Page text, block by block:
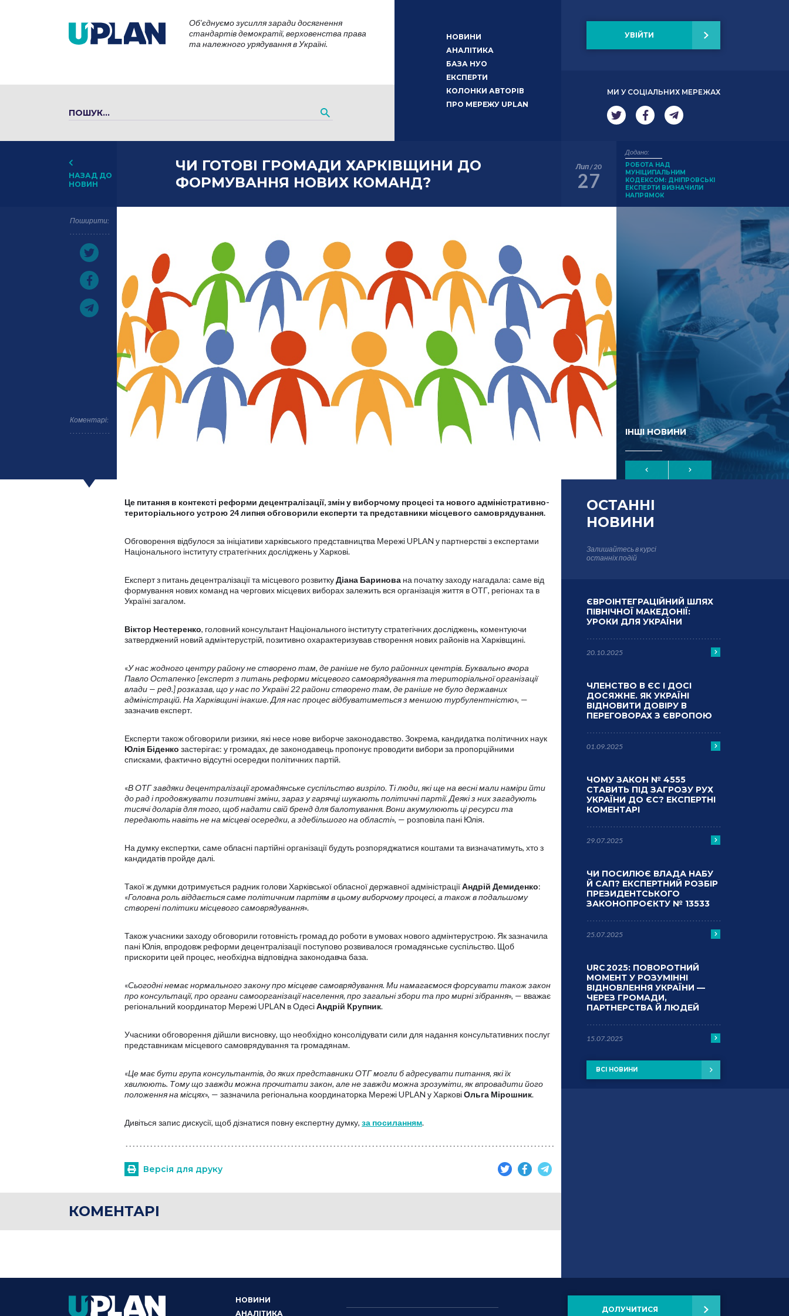
Об’єднуємо зусилля заради досягнення
стандартів демократії, верховенства права
та належного урядування в Україні.
НОВИНИ
АНАЛІТИКА
БАЗА НУО
ЕКСПЕРТИ
КОЛОНКИ АВТОРІВ
ПРО МЕРЕЖУ UPLAN
УВІЙТИ
МИ У СОЦІАЛЬНИХ МЕРЕЖАХ
НАЗАД ДО
НОВИН
Поширити:
Коментарі:
ЧИ ГОТОВІ ГРОМАДИ ХАРКІВЩИНИ ДО
ФОРМУВАННЯ НОВИХ КОМАНД?
Лип / 20
27
Додано:
РОБОТА НАД
МУНІЦИПАЛЬНИМ
КОДЕКСОМ: ДНІПРОВСЬКІ
ЕКСПЕРТИ ВИЗНАЧИЛИ
НАПРЯМОК
ІНШІ НОВИНИ
Це питання в контексті реформи децентралізації, змін у виборчому процесі та нового адміністративно-
територіального устрою 24 липня обговорили експерти та представники місцевого самоврядування.
Обговорення відбулося за ініціативи харківського представництва Мережі UPLAN у партнерстві з експертами
Національного інституту стратегічних досліджень у Харкові.
Експерт з питань децентралізації та місцевого розвиткуДіана Баринова на початку заходу нагадала: саме від
формування нових команд на чергових місцевих виборах залежить вся організація життя в ОТГ, регіонах та в
Україні загалом.
Віктор Нестеренко, головний консультант Національного інституту стратегічних досліджень, коментуючи
затверджений новий адмінтерустрій, позитивно охарактеризував створення нових районів на Харківщині.
«У нас жодного центру району не створено там, де раніше не було районних центрів. Буквально вчора
Павло Остапенко[експерт з питань реформи місцевого самоврядування та територіальної організації
влади — ред.]розказав, що у нас по Україні 22 райони створено там, де раніше не було державних
адміністрацій. На Харківщині інакше. Для нас процес відбуватиметься з меншою турбулентністю», —
зазначив експерт.
Експерти також обговорили ризики, які несе нове виборче законодавство. Зокрема, кандидатка політичних наук
Юлія Біденко застерігає: у громадах, де законодавець пропонує проводити вибори за пропорційними
списками, фактично відсутні осередки політичних партій.
«В ОТГ завдяки децентралізації громадянське суспільство визріло. Ті люди, які ще на весні мали наміри йти
до рад і продовжувати позитивні зміни, зараз у гарячці шукають політичні партії. Деякі з них загадують
тисячі доларів для того, щоб надати свій бренд для балотування. Вони акумулюють ці ресурси та
передають навіть не на місцеві осередки, а здебільшого на області», — розповіла пані Юлія.
На думку експертки, саме обласні партійні організації будуть розпоряджатися коштами та визначатимуть, хто з
кандидатів пройде далі.
Такої ж думки дотримується радник голови Харківської обласної державної адміністраціїАндрій Демиденко:
«Головна роль віддається саме політичним партіям в цьому виборчому процесі, а також в подальшому
створені політики місцевого самоврядування».
Також учасники заходу обговорили готовність громад до роботи в умовах нового адмінтерустрою. Як зазначила
пані Юлія, впродовж реформи децентралізації поступово розвивалося громадянське суспільство. Щоб
прискорити цей процес, необхідна відповідна законодавча база.
«Сьогодні немає нормального закону про місцеве самоврядування. Ми намагаємося форсувати також закон
про консультації, про органи самоорганізації населення, про загальні збори та про мирні зібрання», — вважає
регіональний координатор Мережі UPLAN в ОдесіАндрій Крупник.
Учасники обговорення дійшли висновку, що необхідно консолідувати сили для надання консультативних послуг
представникам місцевого самоврядування та громадянам.
«Це має бути група консультантів, до яких представники ОТГ могли б адресувати питання, які їх
хвилюють. Тому що завжди можна прочитати закон, але не завжди можна зрозуміти, як впровадити його
положення на місцях», — зазначила регіональна координаторка Мережі UPLAN у ХарковіОльга Мірошник.
Дивіться запис дискусії, щоб дізнатися повну експертну думку, за посиланням.
Версія для друку
КОМЕНТАРІ
ОСТАННІ
НОВИНИ
Залишайтесь в курсі
останніх подій
ЄВРОІНТЕГРАЦІЙНИЙ ШЛЯХ
ПІВНІЧНОЇ МАКЕДОНІЇ:
УРОКИ ДЛЯ УКРАЇНИ
20.10.2025
ЧЛЕНСТВО В ЄС І ДОСІ
ДОСЯЖНЕ. ЯК УКРАЇНІ
ВІДНОВИТИ ДОВІРУ В
ПЕРЕГОВОРАХ З ЄВРОПОЮ
01.09.2025
ЧОМУ ЗАКОН № 4555
СТАВИТЬ ПІД ЗАГРОЗУ РУХ
УКРАЇНИ ДО ЄС? ЕКСПЕРТНІ
КОМЕНТАРІ
29.07.2025
ЧИ ПОСИЛЮЄ ВЛАДА НАБУ
Й САП? ЕКСПЕРТНИЙ РОЗБІР
ПРЕЗИДЕНТСЬКОГО
ЗАКОНОПРОЄКТУ № 13533
25.07.2025
URC 2025: ПОВОРОТНИЙ
МОМЕНТ У РОЗУМІННІ
ВІДНОВЛЕННЯ УКРАЇНИ —
ЧЕРЕЗ ГРОМАДИ,
ПАРТНЕРСТВА Й ЛЮДЕЙ
15.07.2025
ВСІ НОВИНИ
НОВИНИ
АНАЛІТИКА
ДОЛУЧИТИСЯ